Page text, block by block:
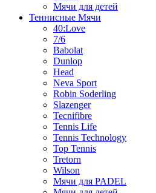
Мячи для детей
Теннисные Мячи
40:Love
7/6
Babolat
Dunlop
Head
Neva Sport
Robin Soderling
Slazenger
Tecnifibre
Tennis Life
Tennis Technology
Top Tennis
Tretorn
Wilson
Мячи для PADEL